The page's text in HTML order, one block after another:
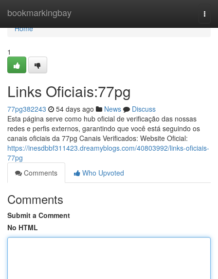
bookmarkingbay
Home
Home
1
Links Oficiais:77pg
77pg382243 54 days ago News
Discuss
Esta página serve como hub oficial de verificação das nossas
redes e perfis externos, garantindo que você está seguindo os
canais oficiais da 77pg Canais Verificados: Website Oficial:
https://inesdbbf311423.dreamyblogs.com/40803992/links-oficiais-
77pg
Comments
Who Upvoted
Comments
Submit a Comment
No HTML